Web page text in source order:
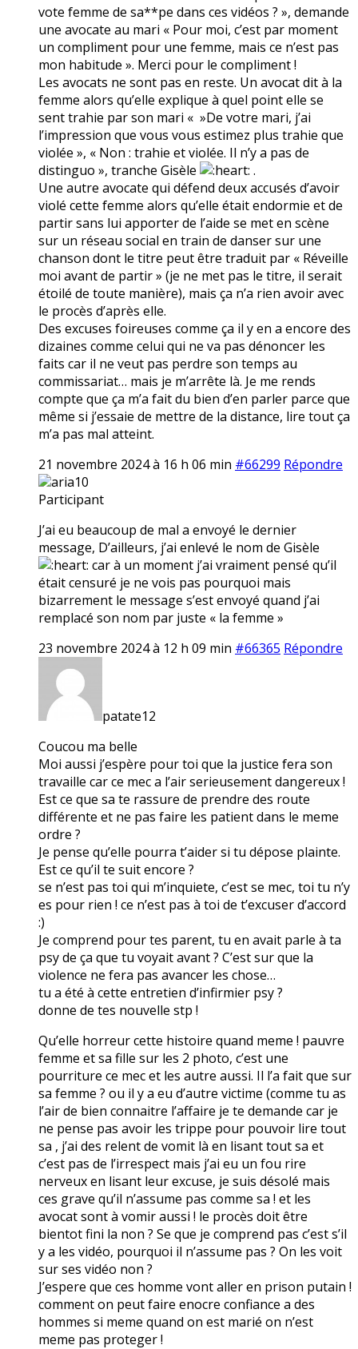
vote femme de sa**pe dans ces vidéos ? », demande
une avocate au mari « Pour moi, c’est par moment
un compliment pour une femme, mais ce n’est pas
mon habitude ». Merci pour le compliment !
Les avocats ne sont pas en reste. Un avocat dit à la
femme alors qu’elle explique à quel point elle se
sent trahie par son mari « »De votre mari, j’ai
l’impression que vous vous estimez plus trahie que
violée », « Non : trahie et violée. Il n’y a pas de
distinguo », tranche Gisèle
.
Une autre avocate qui défend deux accusés d’avoir
violé cette femme alors qu’elle était endormie et de
partir sans lui apporter de l’aide se met en scène
sur un réseau social en train de danser sur une
chanson dont le titre peut être traduit par « Réveille
moi avant de partir » (je ne met pas le titre, il serait
étoilé de toute manière), mais ça n’a rien avoir avec
le procès d’après elle.
Des excuses foireuses comme ça il y en a encore des
dizaines comme celui qui ne va pas dénoncer les
faits car il ne veut pas perdre son temps au
commissariat… mais je m’arrête là. Je me rends
compte que ça m’a fait du bien d’en parler parce que
même si j’essaie de mettre de la distance, lire tout ça
m’a pas mal atteint.
21 novembre 2024 à 16 h 06 min #66299 Répondre
aria10
Participant
J’ai eu beaucoup de mal a envoyé le dernier
message, D’ailleurs, j’ai enlevé le nom de Gisèle
car à un moment j’ai vraiment pensé qu’il
était censuré je ne vois pas pourquoi mais
bizarrement le message s’est envoyé quand j’ai
remplacé son nom par juste « la femme »
23 novembre 2024 à 12 h 09 min #66365 Répondre
patate12
Coucou ma belle
Moi aussi j’espère pour toi que la justice fera son
travaille car ce mec a l’air serieusement dangereux !
Est ce que sa te rassure de prendre des route
différente et ne pas faire les patient dans le meme
ordre ?
Je pense qu’elle pourra t’aider si tu dépose plainte.
Est ce qu’il te suit encore ?
se n’est pas toi qui m’inquiete, c’est se mec, toi tu n’y
es pour rien ! ce n’est pas à toi de t’excuser d’accord
:)
Je comprend pour tes parent, tu en avait parle à ta
psy de ça que tu voyait avant ? C’est sur que la
violence ne fera pas avancer les chose…
tu a été à cette entretien d’infirmier psy ?
donne de tes nouvelle stp !
Qu’elle horreur cette histoire quand meme ! pauvre
femme et sa fille sur les 2 photo, c’est une
pourriture ce mec et les autre aussi. Il l’a fait que sur
sa femme ? ou il y a eu d’autre victime (comme tu as
l’air de bien connaitre l’affaire je te demande car je
ne pense pas avoir les trippe pour pouvoir lire tout
sa , j’ai des relent de vomit là en lisant tout sa et
c’est pas de l’irrespect mais j’ai eu un fou rire
nerveux en lisant leur excuse, je suis désolé mais
ces grave qu’il n’assume pas comme sa ! et les
avocat sont à vomir aussi ! le procès doit être
bientot fini la non ? Se que je comprend pas c’est s’il
y a les vidéo, pourquoi il n’assume pas ? On les voit
sur ses vidéo non ?
J’espere que ces homme vont aller en prison putain !
comment on peut faire enocre confiance a des
hommes si meme quand on est marié on n’est
meme pas proteger !